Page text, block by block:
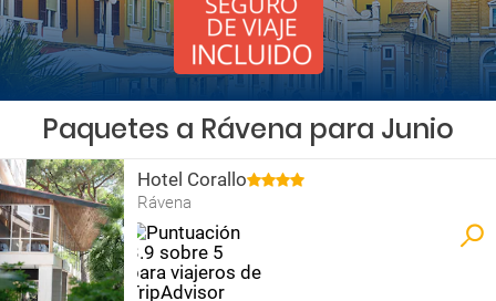
Paquetes a Rávena para Junio
Hotel Corallo
Rávena